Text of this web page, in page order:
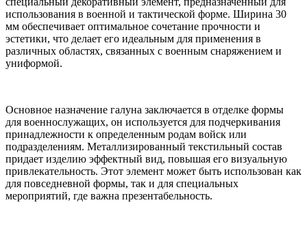
использования в военной и тактической форме. Ширина 30
мм обеспечивает оптимальное сочетание прочности и
эстетики, что делает его идеальным для применения в
различных областях, связанных с военным снаряжением и
униформой.
Основное назначение галуна заключается в отделке формы
для военнослужащих, он используется для подчеркивания
принадлежности к определенным родам войск или
подразделениям. Металлизированный текстильный состав
придает изделию эффектный вид, повышая его визуальную
привлекательность. Этот элемент может быть использован как
для повседневной формы, так и для специальных
мероприятий, где важна презентабельность.